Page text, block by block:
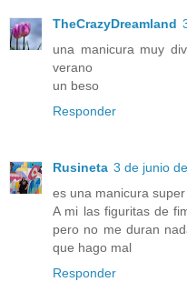
TheCrazyDreamland
una manicura muy
verano
un beso
Responder
Rusineta 3 de junio
es una manicura
A mi las figuritas de
pero no me duran
que hago mal
Responder